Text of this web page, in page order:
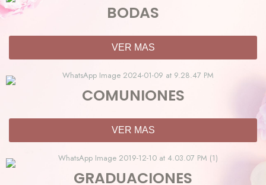
BODAS
VER MAS
COMUNIONES
VER MAS
GRADUACIONES